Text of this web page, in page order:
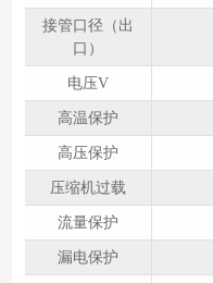
接管口径（出
口）
电压V
高温保护
高压保护
压缩机过载
流量保护
漏电保护